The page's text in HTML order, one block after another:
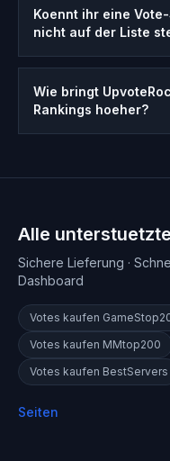
Koennt ihr eine
nicht auf der Liste
Wie bringt
Rankings hoeher?
Alle
Sichere Lieferung ·
Dashboard
Votes kaufen
Votes kaufen MMtop200
Votes kaufen BestServers
Seiten